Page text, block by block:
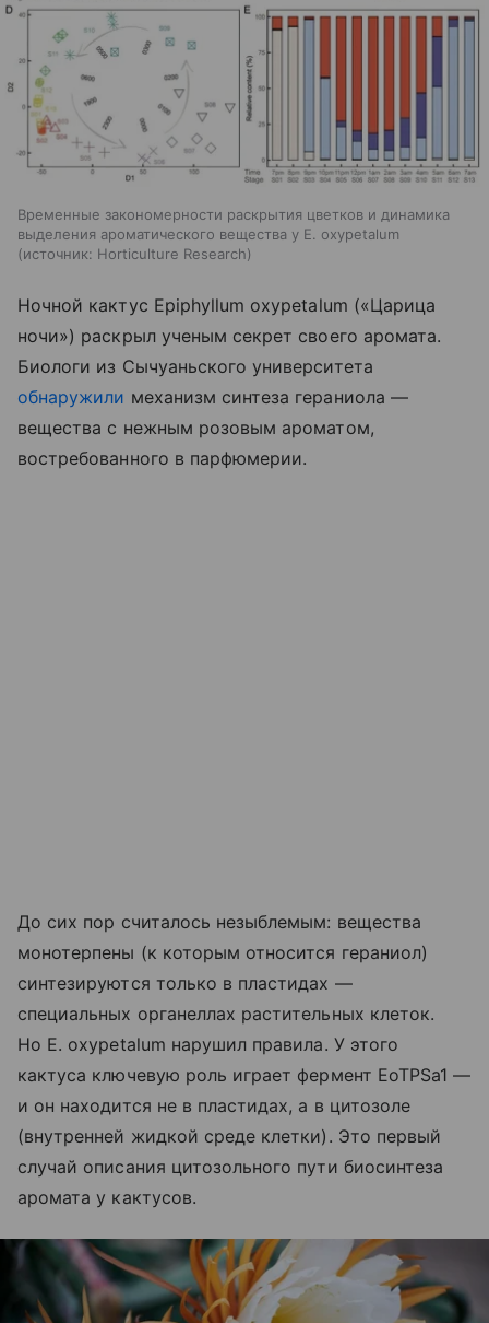
Временные закономерности раскрытия цветков и динамика
выделения ароматического вещества у E. oxypetalum
источник: Horticulture Research
Ночной кактус Epiphyllum oxypetalum («Царица
ночи») раскрыл ученым секрет своего аромата.
Биологи из Сычуаньского университета
обнаружили механизм синтеза гераниола —
вещества с нежным розовым ароматом,
востребованного в парфюмерии.
До сих пор считалось незыблемым: вещества
монотерпены (к которым относится гераниол)
синтезируются только в пластидах —
специальных органеллах растительных клеток.
Но E. oxypetalum нарушил правила. У этого
кактуса ключевую роль играет фермент EoTPSa1 —
и он находится не в пластидах, а в цитозоле
(внутренней жидкой среде клетки). Это первый
случай описания цитозольного пути биосинтеза
аромата у кактусов.